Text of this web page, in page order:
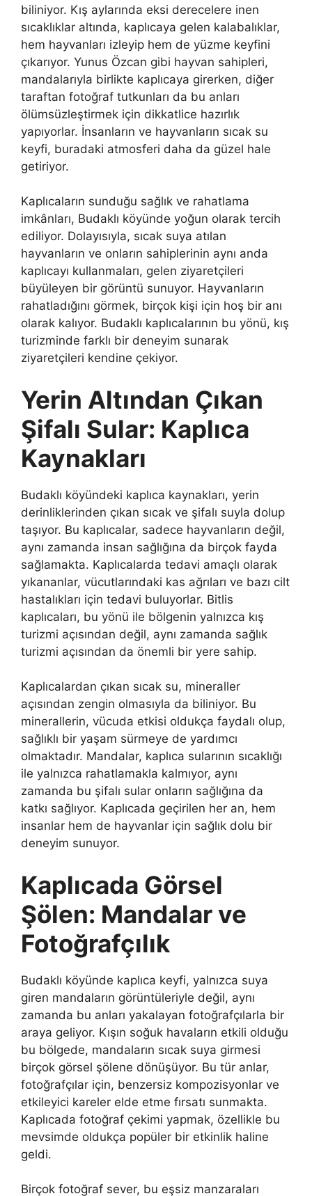
biliniyor. Kış aylarında eksi derecelere inen
sıcaklıklar altında, kaplıcaya gelen kalabalıklar,
hem hayvanları izleyip hem de yüzme keyfini
çıkarıyor. Yunus Özcan gibi hayvan sahipleri,
mandalarıyla birlikte kaplıcaya girerken, diğer
taraftan fotoğraf tutkunları da bu anları
ölümsüzleştirmek için dikkatlice hazırlık
yapıyorlar. İnsanların ve hayvanların sıcak su
keyfi, buradaki atmosferi daha da güzel hale
getiriyor.
Kaplıcaların sunduğu sağlık ve rahatlama
imkânları, Budaklı köyünde yoğun olarak tercih
ediliyor. Dolayısıyla, sıcak suya atılan
hayvanların ve onların sahiplerinin aynı anda
kaplıcayı kullanmaları, gelen ziyaretçileri
büyüleyen bir görüntü sunuyor. Hayvanların
rahatladığını görmek, birçok kişi için hoş bir anı
olarak kalıyor. Budaklı kaplıcalarının bu yönü, kış
turizminde farklı bir deneyim sunarak
ziyaretçileri kendine çekiyor.
Yerin Altından Çıkan
Şifalı Sular: Kaplıca
Kaynakları
Budaklı köyündeki kaplıca kaynakları, yerin
derinliklerinden çıkan sıcak ve şifalı suyla dolup
taşıyor. Bu kaplıcalar, sadece hayvanların değil,
aynı zamanda insan sağlığına da birçok fayda
sağlamakta. Kaplıcalarda tedavi amaçlı olarak
yıkananlar, vücutlarındaki kas ağrıları ve bazı cilt
hastalıkları için tedavi buluyorlar. Bitlis
kaplıcaları, bu yönü ile bölgenin yalnızca kış
turizmi açısından değil, aynı zamanda sağlık
turizmi açısından da önemli bir yere sahip.
Kaplıcalardan çıkan sıcak su, mineraller
açısından zengin olmasıyla da biliniyor. Bu
minerallerin, vücuda etkisi oldukça faydalı olup,
sağlıklı bir yaşam sürmeye de yardımcı
olmaktadır. Mandalar, kaplıca sularının sıcaklığı
ile yalnızca rahatlamakla kalmıyor, aynı
zamanda bu şifalı sular onların sağlığına da
katkı sağlıyor. Kaplıcada geçirilen her an, hem
insanlar hem de hayvanlar için sağlık dolu bir
deneyim sunuyor.
Kaplıcada Görsel
Şölen: Mandalar ve
Fotoğrafçılık
Budaklı köyünde kaplıca keyfi, yalnızca suya
giren mandaların görüntüleriyle değil, aynı
zamanda bu anları yakalayan fotoğrafçılarla bir
araya geliyor. Kışın soğuk havaların etkili olduğu
bu bölgede, mandaların sıcak suya girmesi
birçok görsel şölene dönüşüyor. Bu tür anlar,
fotoğrafçılar için, benzersiz kompozisyonlar ve
etkileyici kareler elde etme fırsatı sunmakta.
Kaplıcada fotoğraf çekimi yapmak, özellikle bu
mevsimde oldukça popüler bir etkinlik haline
geldi.
Birçok fotoğraf sever, bu eşsiz manzaraları